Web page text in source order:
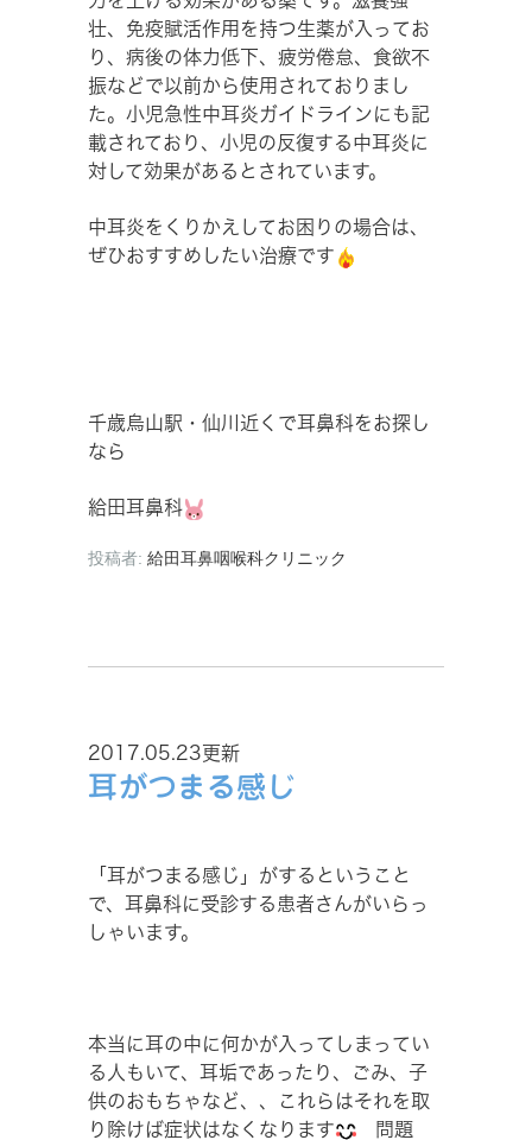
壮、免疫賦活作用を持つ生薬が入ってお
り、病後の体力低下、疲労倦怠、食欲不
振などで以前から使用されておりまし
た。小児急性中耳炎ガイドラインにも記
載されており、小児の反復する中耳炎に
対して効果があるとされています。
中耳炎をくりかえしてお困りの場合は、
ぜひおすすめしたい治療です
千歳烏山駅・仙川近くで耳鼻科をお探し
なら
給田耳鼻科
投稿者: 給田耳鼻咽喉科クリニック
2017.05.23更新
耳がつまる感じ
「耳がつまる感じ」がするということ
で、耳鼻科に受診する患者さんがいらっ
しゃいます。
本当に耳の中に何かが入ってしまってい
る人もいて、耳垢であったり、ごみ、子
供のおもちゃなど、、これらはそれを取
り除けば症状はなくなります
問題